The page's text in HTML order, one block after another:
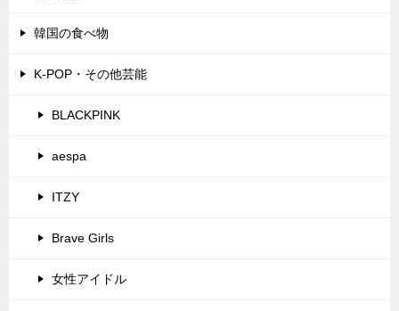
韓国の食べ物
K-POP・その他芸能
BLACKPINK
aespa
ITZY
Brave Girls
女性アイドル